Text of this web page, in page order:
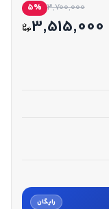
3,700,000
5%
3,515,000
رایگان